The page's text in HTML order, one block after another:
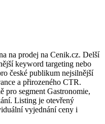
na prodej na Cenik.cz. Delší
keyword targeting nebo
české publikum nejsilnější
a přirozeného CTR.
pro segment Gastronomie,
Listing je otevřený
vyjednání ceny i